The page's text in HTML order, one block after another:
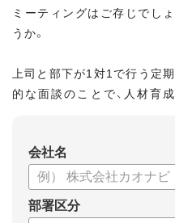
ミーティングはご存じでしょ
うか。
上司と部下が1対1で行う定期
的な面談のことで、人材育成
こちらの資料では、
・1on1とは何か？
・1on1の基本的なやり方
会社名
部署区分